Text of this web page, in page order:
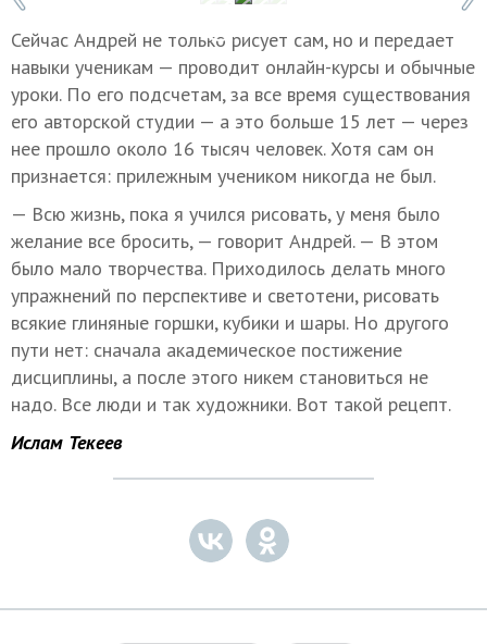
Сейчас Андрей не только рисует сам, но и передает
навыки ученикам — проводит онлайн-курсы и обычные
уроки. По его подсчетам, за все время существования
его авторской студии — а это больше 15 лет — через
нее прошло около 16 тысяч человек. Хотя сам он
признается: прилежным учеником никогда не был.
— Всю жизнь, пока я учился рисовать, у меня было
желание все бросить, — говорит Андрей. — В этом
было мало творчества. Приходилось делать много
упражнений по перспективе и светотени, рисовать
всякие глиняные горшки, кубики и шары. Но другого
пути нет: сначала академическое постижение
дисциплины, а после этого никем становиться не
надо. Все люди и так художники. Вот такой рецепт.
Ислам Текеев